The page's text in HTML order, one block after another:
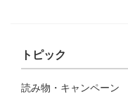
トピック
読み物・キャンペーン